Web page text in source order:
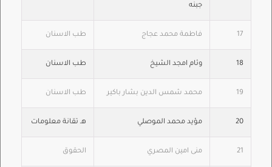
جبنه
17 فاطمة محمد عجاج طب الاسنان
18 وئام امجد الشيخ طب الاسنان
19 محمد شمس الدين بشار باكير طب الاسنان
20 مؤيد محمد الموصلي هـ تقانة معلومات
21 منى امين المصري الحقوق